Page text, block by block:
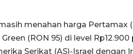
menahan harga Pertamax
(RON 95) di level
Serikat (AS)-Israel dengan